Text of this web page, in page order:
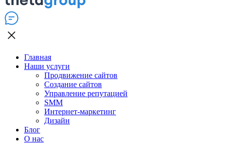
Главная
Наши услуги
Продвижение сайтов
Создание сайтов
Управление репутацией
SMM
Интернет-маркетинг
Дизайн
Блог
О нас